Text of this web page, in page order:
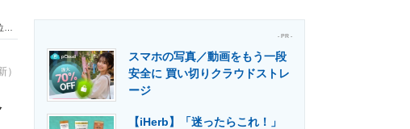
リーダーのコミュニティ マーケ×ITの今がよく分かる
）
- PR -
スマホの写真／動画をもう一段
安全に 買い切りクラウドストレ
ージ
【iHerb】「迷ったらこれ！」